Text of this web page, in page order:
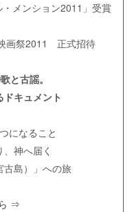
・メンション2011」受賞
画祭2011 正式招待
と古謡。
キュメント
になること
神へ届く
島）」への旅
⇒